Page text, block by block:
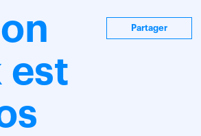
Partager
est